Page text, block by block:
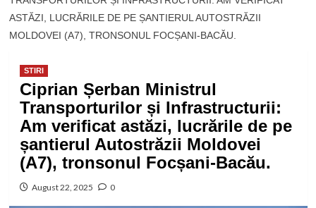
ASTĂZI, LUCRĂRILE DE PE ȘANTIERUL AUTOSTRĂZII
MOLDOVEI (A7), TRONSONUL FOCȘANI-BACĂU.
STIRI
Ciprian Șerban Ministrul
Transporturilor și Infrastructurii:
Am verificat astăzi, lucrările de pe
șantierul Autostrăzii Moldovei
(A7), tronsonul Focșani-Bacău.
August 22, 2025 0